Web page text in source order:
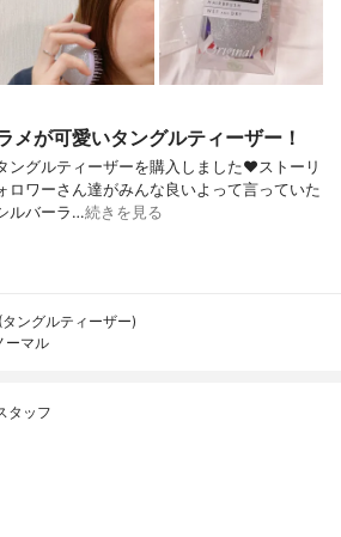
メが可愛いタングルティーザー！
ングルティーザーを購入しました❤ストーリ
ロワーさん達がみんな良いよって言っていた
ルバーラ…続きを見る
ングルティーザー)
ーマル
タッフ